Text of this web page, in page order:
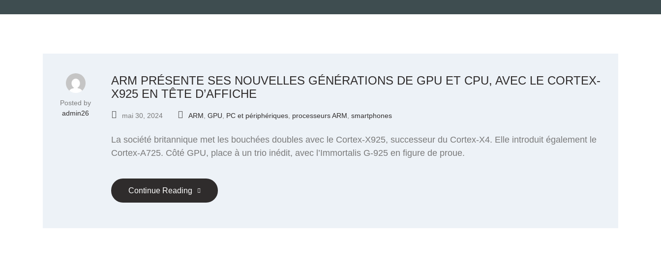
Posted by
admin26
ARM PRÉSENTE SES NOUVELLES GÉNÉRATIONS DE GPU ET CPU, AVEC LE CORTEX-
X925 EN TÊTE D’AFFICHE
mai 30, 2024 ARM GPU PC et périphériques processeurs ARM smartphones
La société britannique met les bouchées doubles avec le Cortex-X925, successeur du Cortex-X4. Elle introduit également le
Cortex-A725. Côté GPU, place à un trio inédit, avec l’Immortalis G-925 en figure de proue.
Continue Reading